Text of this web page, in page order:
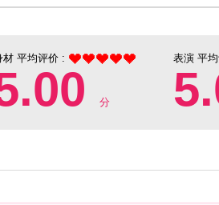
材 平均评价 :
分
表演 平